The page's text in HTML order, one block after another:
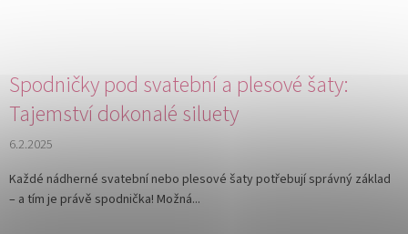
Spodničky pod svatební a plesové šaty:
Tajemství dokonalé siluety
6.2.2025
Každé nádherné svatební nebo plesové šaty potřebují správný základ
– a tím je právě spodnička! Možná...